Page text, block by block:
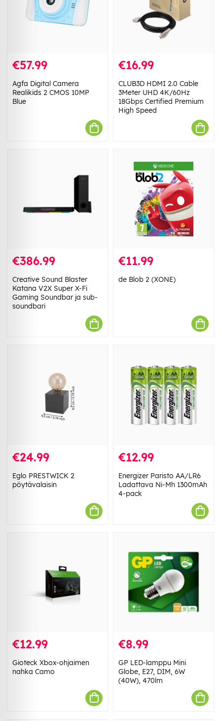
€57.99
Agfa Digital Camera
Realikids 2 CMOS 10MP
Blue
€16.99
CLUB3D HDMI 2.0 Cable
3Meter UHD 4K/60Hz
18Gbps Certified Premium
High Speed
€386.99
Creative Sound Blaster
Katana V2X Super X-Fi
Gaming Soundbar ja sub-
soundbari
€11.99
de Blob 2 (XONE)
€24.99
Eglo PRESTWICK 2
pöytävalaisin
€12.99
Energizer Paristo AA/LR6
Ladattava Ni-Mh 1300mAh
4-pack
€12.99
Gioteck Xbox-ohjaimen
nahka Camo
€8.99
GP LED-lamppu Mini
Globe, E27, DIM, 6W
(40W), 470lm